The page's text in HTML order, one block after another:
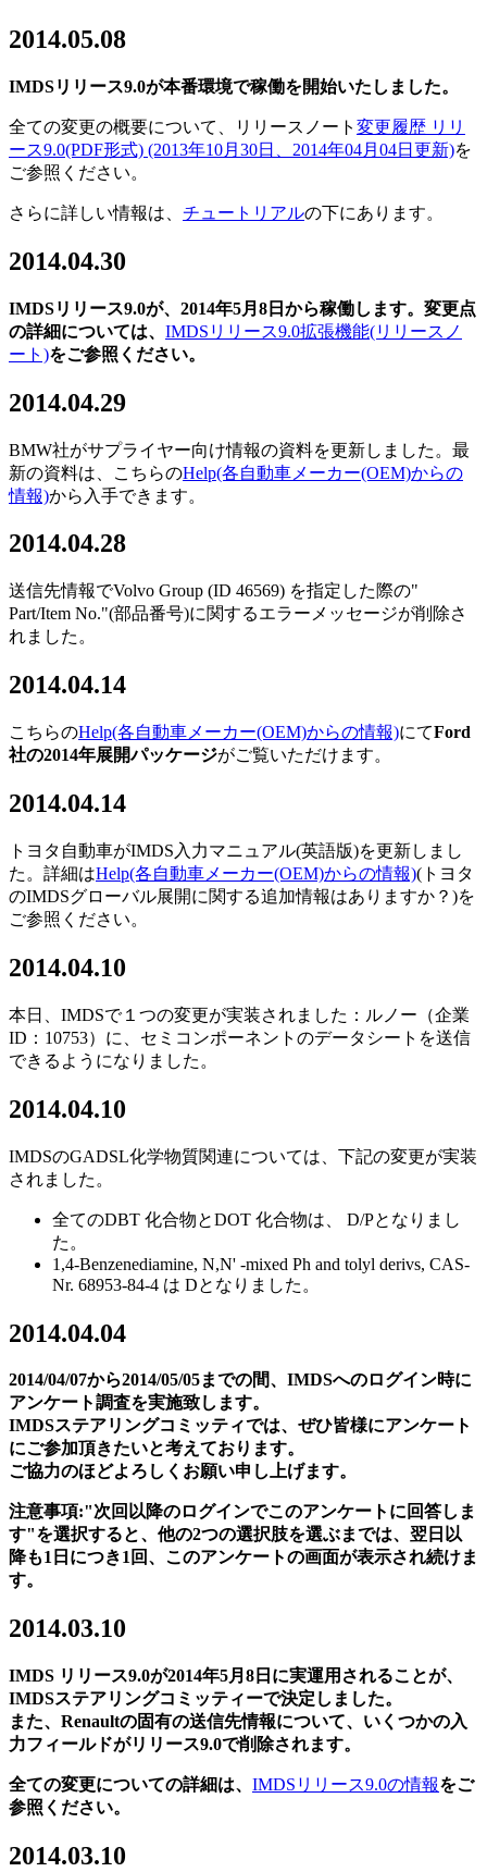
2014.05.08
IMDSリリース9.0が本番環境で稼働を開始いたしました。
全ての変更の概要について、リリースノート 変更履歴 リリ
ース9.0(PDF形式) (2013年10月30日、2014年04月04日更新)を
ご参照ください。
さらに詳しい情報は、 チュートリアルの下にあります。
2014.04.30
IMDSリリース9.0が、 2014年5月 8 日から稼働します。 変更点
の詳細については、 IMDSリリース9.0拡張機能(リリースノ
ート)をご参照ください。
2014.04.29
BMW社がサプライヤー向け情報の資料を更新しました。最
新の資料は、こちらのHelp(各自動車メーカー(OEM)からの
情報)から入手できます。
2014.04.28
送信先情報でVolvo Group (ID 46569) を指定した際の"
Part/Item No."(部品番号)に関するエラーメッセージが削除さ
れました。
2014.04.14
こちらのHelp(各自動車メーカー(OEM)からの情報)にてFord
社の2014年展開パッケージがご覧いただけます。
2014.04.14
トヨタ自動車がIMDS入力マニュアル(英語版)を更新しまし
た。詳細はHelp(各自動車メーカー(OEM)からの情報)(トヨタ
のIMDSグローバル展開に関する追加情報はありますか？)を
ご参照ください。
2014.04.10
本日、IMDSで１つの変更が実装されました：ルノー（企業
ID：10753）に、セミコンポーネントのデータシートを送信
できるようになりました。
2014.04.10
IMDSのGADSL化学物質関連については、下記の変更が実装
されました。
全てのDBT 化合物とDOT 化合物は、 D/Pとなりまし
た。
1,4-Benzenediamine, N,N' -mixed Ph and tolyl derivs, CAS-
Nr. 68953-84-4 は Dとなりました。
2014.04.04
2014/04/07から2014/05/05までの間、 IMDSへのログイン時に
アンケート調査を実施致します。
IMDSステアリングコミッティでは、ぜひ皆様にアンケート
にご参加頂きたいと考えております。
ご協力のほどよろしくお願い申し上げます。
注意事項:"次回以降のログインでこのアンケートに回答しま
す"を選択すると、他の2つの選択肢を選ぶまでは、翌日以
降も1 日につき1回、このアンケートの画面が表示され続けま
す。
2014.03.10
IMDS リリース9.0が2014年5月 8 日に実運用されることが、
IMDSステアリングコミッティーで決定しました。
また、 Renaultの固有の送信先情報について、いくつかの入
力フィールドがリリース9.0で削除されます。
全ての変更についての詳細は、 IMDSリリース9.0の情報をご
参照ください。
2014.03.10